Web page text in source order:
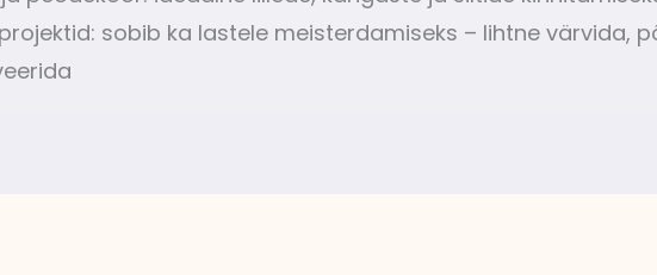
sobib ka lastele meisterdamiseks – lihtne värvida,